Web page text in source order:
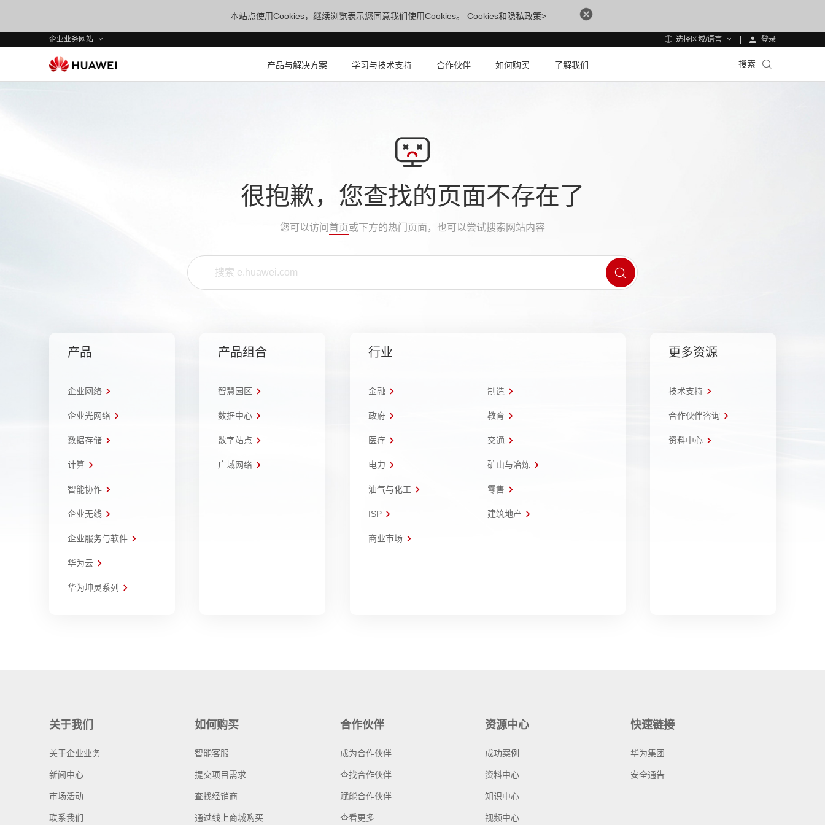
本站点使用Cookies，继续浏览表示您同意我们使用Cookies。 Cookies和隐私政策>
企业业务网站 选择区域/语言 登录
产品与解决方案 学习与技术支持 合作伙伴 如何购买 了解我们 搜索
很抱歉，您查找的页面不存在了
您可以访问 首页或下方的热门页面，也可以尝试搜索网站内容
产品
企业网络
企业光网络
数据存储
计算
智能协作
企业无线
企业服务与软件
华为云
华为坤灵系列
产品组合
智慧园区
数据中心
数字站点
广域网络
行业
金融 制造
政府 教育
医疗 交通
电力 矿山与冶炼
油气与化工 零售
ISP 建筑地产
商业市场
更多资源
技术支持
合作伙伴咨询
资料中心
关于我们
关于企业业务
新闻中心
市场活动
联系我们
如何购买
智能客服
提交项目需求
查找经销商
通过线上商城购买
合作伙伴
成为合作伙伴
查找合作伙伴
赋能合作伙伴
查看更多
资源中心
成功案例
资料中心
知识中心
视频中心
快速链接
华为集团
安全通告